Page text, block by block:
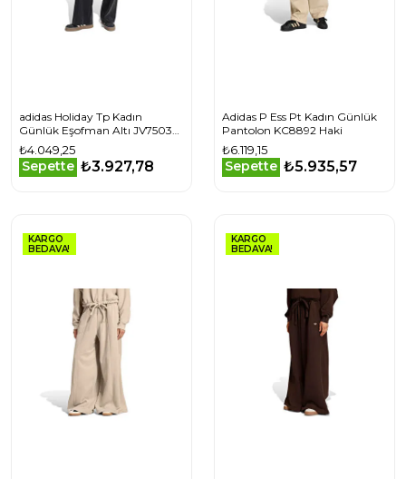
adidas Holiday Tp Kadın
Günlük Eşofman Altı JV7503
Siyah
₺4.049,25
Sepette ₺3.927,78
Adidas P Ess Pt Kadın Günlük
Pantolon KC8892 Haki
₺6.119,15
Sepette ₺5.935,57
KARGO
BEDAVA!
KARGO
BEDAVA!